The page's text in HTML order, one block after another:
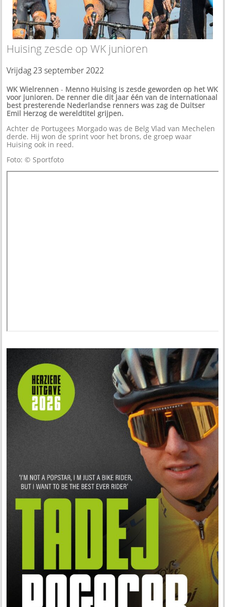
Huising zesde op WK junioren
Vrijdag 23 september 2022
WK Wielrennen - Menno Huising is zesde geworden op het WK
voor junioren. De renner die dit jaar één van de internationaal
best presterende Nederlandse renners was zag de Duitser
Emil Herzog de wereldtitel grijpen.
Achter de Portugees Morgado was de Belg Vlad van Mechelen
derde. Hij won de sprint voor het brons, de groep waar
Huising ook in reed.
Foto: © Sportfoto